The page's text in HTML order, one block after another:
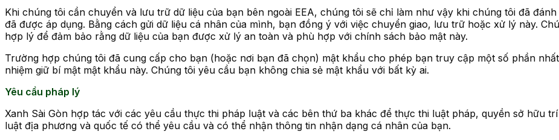
Khi chúng tôi cần chuyển và lưu trữ dữ liệu của bạn bên ngoài EEA, chúng tôi sẽ chỉ làm như vậy khi chúng tôi đã
đã được áp dụng. Bằng cách gửi dữ liệu cá nhân của mình, bạn đồng ý với việc chuyển giao, lưu trữ hoặc xử lý này.
hợp lý để đảm bảo rằng dữ liệu của bạn được xử lý an toàn và phù hợp với chính sách bảo mật này.
Trường hợp chúng tôi đã cung cấp cho bạn (hoặc nơi bạn đã chọn) mật khẩu cho phép bạn truy cập một số phần
nhiệm giữ bí mật mật khẩu này. Chúng tôi yêu cầu bạn không chia sẻ mật khẩu với bất kỳ ai.
Yêu cầu pháp lý
Xanh Sài Gòn hợp tác với các yêu cầu thực thi pháp luật và các bên thứ ba khác để thực thi luật pháp, quyền sở hữu
luật địa phương và quốc tế có thể yêu cầu và có thể nhận thông tin nhận dạng cá nhân của bạn.